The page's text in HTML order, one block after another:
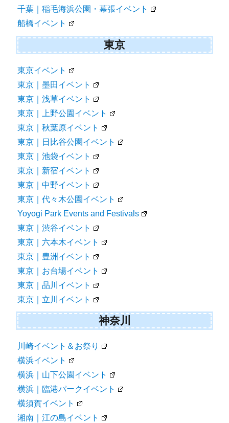
千葉｜稲毛海浜公園・幕張イベント
船橋イベント
東京
東京イベント
東京｜墨田イベント
東京｜浅草イベント
東京｜上野公園イベント
東京｜秋葉原イベント
東京｜日比谷公園イベント
東京｜池袋イベント
東京｜新宿イベント
東京｜中野イベント
東京｜代々木公園イベント
Yoyogi Park Events and Festivals
東京｜渋谷イベント
東京｜六本木イベント
東京｜豊洲イベント
東京｜お台場イベント
東京｜品川イベント
東京｜立川イベント
神奈川
川崎イベント＆お祭り
横浜イベント
横浜｜山下公園イベント
横浜｜臨港パークイベント
横須賀イベント
湘南｜江の島イベント